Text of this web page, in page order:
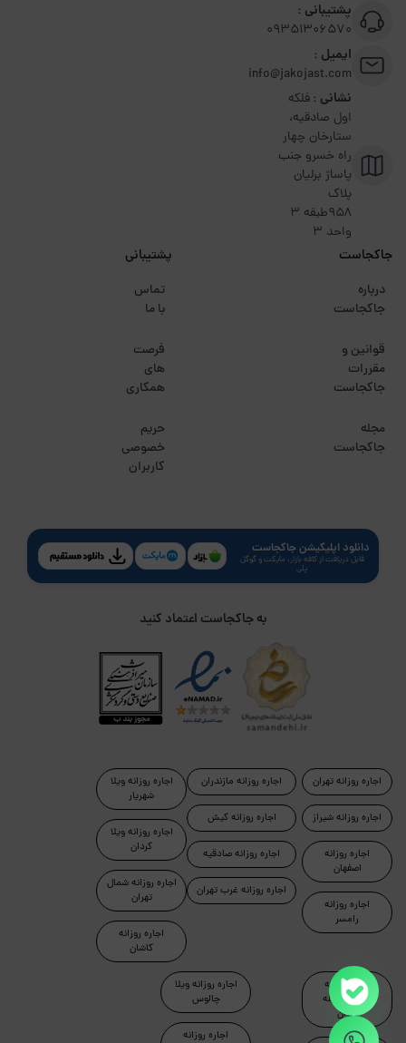
پشتیبانی :
09351306570
ایمیل :
info@jakojast.com
نشانی :فلکه
اول صادقیه،
ستارخان چهار
راه خسرو جنب
پاساژ برلیان
پلاک
۹۵۸طبقه 3
واحد 3
جاکجاست
درباره
جاکجاست
قوانین و
مقررات
جاکجاست
مجله
جاکجاست
پشتیبانی
تماس
با ما
فرصت
های
همکاری
حریم
خصوصی
کاربران
دانلود اپلیکیشن جاکجاست
قابل دریافت از کافه بازار، مایکت و گوگل
پلی
به جاکجاست اعتماد کنید
اجاره روزانه تهران
اجاره روزانه شیراز
اجاره روزانه
اصفهان
اجاره روزانه
رامسر
اجاره روزانه مازندران
اجاره روزانه کیش
اجاره روزانه صادقیه
اجاره روزانه غرب تهران
اجاره روزانه ویلا
شهریار
اجاره روزانه ویلا
کردان
اجاره روزانه شمال
تهران
اجاره روزانه
کاشان
اجاره روزانه
آپارتمان مبله
تهران
اجاره روزانه ویلا
چالوس
اجاره روزانه